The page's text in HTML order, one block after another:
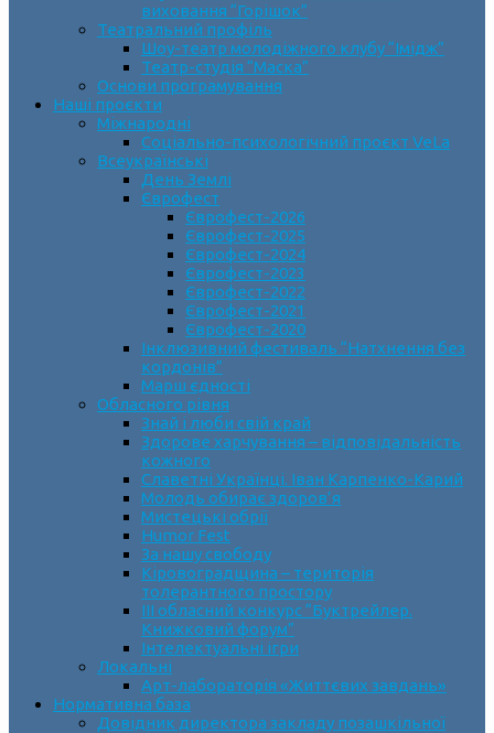
виховання “Горішок”
Театральний профіль
Шоу-театр молодіжного клубу “Імідж”
Театр-студія “Маска”
Основи програмування
Наші проєкти
Міжнародні
Соціально-психологічний проєкт VeLa
Всеукраїнські
День Землі
Єврофест
Єврофест-2026
Єврофест-2025
Єврофест-2024
Єврофест-2023
Єврофест-2022
Єврофест-2021
Єврофест-2020
Інклюзивний фестиваль “Натхнення без
кордонів”
Марш єдності
Обласного рівня
Знай і люби свій край
Здорове харчування – відповідальність
кожного
Славетні Українці. Іван Карпенко-Карий
Молодь обирає здоров’я
Мистецькі обрії
Humor Fest
За нашу свободу
Кіровоградщина – територія
толерантного простору
ІII обласний конкурс “Буктрейлер.
Книжковий форум”
Інтелектуальні ігри
Локальні
Арт-лабораторія «Життєвих завдань»
Нормативна база
Довідник директора закладу позашкільної